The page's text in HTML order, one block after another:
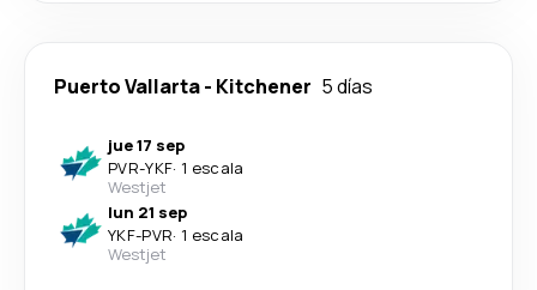
Puerto Vallarta- Kitchener 5 días
jue 17 sep
PVR-YKF· 1 escala
Westjet
lun 21 sep
YKF-PVR· 1 escala
Westjet